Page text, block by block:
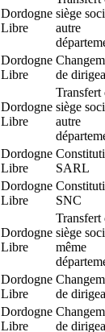
Dordogne
Libre
siège
autre
Dordogne
Libre
de
Dordogne
Libre
Transfert
siège
autre
Dordogne
Libre
SARL
Dordogne
Libre
SNC
Dordogne
Libre
Transfert
siège
même
Dordogne
Libre
de
Dordogne
Libre
de